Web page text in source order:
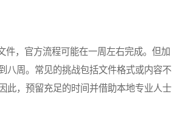
，官方流程可能在一周左右完成。但加
八周。常见的挑战包括文件格式或内容不
此，预留充足的时间并借助本地专业人士